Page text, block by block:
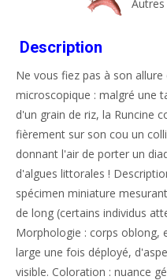
Description
Ne vous fiez pas à son
microscopique : malgré une
d'un grain de riz, la Runcine
fièrement sur son cou un
donnant l'air de porter un
d'algues littorales !
spécimen miniature
de long (certains individus
Morphologie : corps oblong,
large une fois déployé,
visible. Coloration : nuance